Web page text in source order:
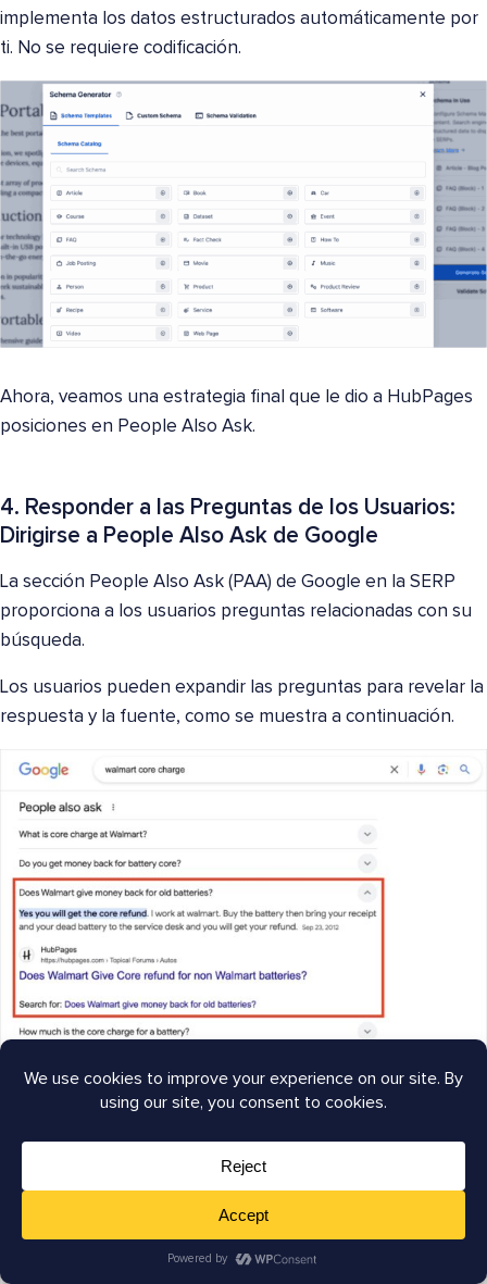
implementa los datos estructurados automáticamente por
ti. No se requiere codificación.
Ahora, veamos una estrategia final que le dio a HubPages
posiciones en People Also Ask.
4. Responder a las Preguntas de los Usuarios:
Dirigirse a People Also Ask de Google
La sección People Also Ask (PAA) de Google en la SERP
proporciona a los usuarios preguntas relacionadas con su
búsqueda.
Los usuarios pueden expandir las preguntas para revelar la
respuesta y la fuente, como se muestra a continuación.
Y aquí es de dónde Google extrajo esa información de